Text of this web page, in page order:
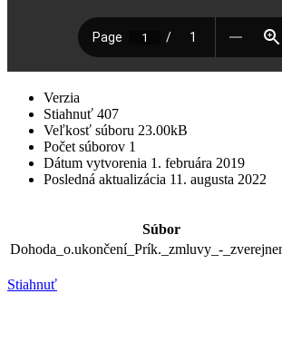
Verzia
Stiahnuť 407
Veľkosť súboru 23.00kB
Počet súborov 1
Dátum vytvorenia 1. februára 2019
Posledná aktualizácia 11. augusta 2022
Súbor
Dohoda_o.ukončení_Prík._zmluvy_-
Stiahnuť